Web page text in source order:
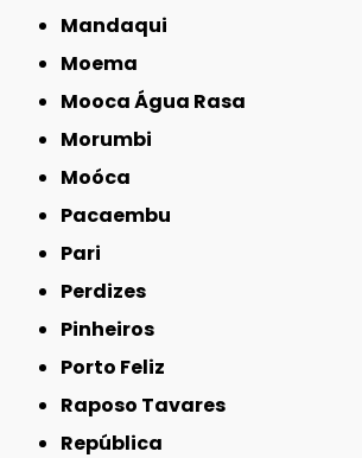
Mandaqui
Moema
Mooca Água Rasa
Morumbi
Moóca
Pacaembu
Pari
Perdizes
Pinheiros
Porto Feliz
Raposo Tavares
República